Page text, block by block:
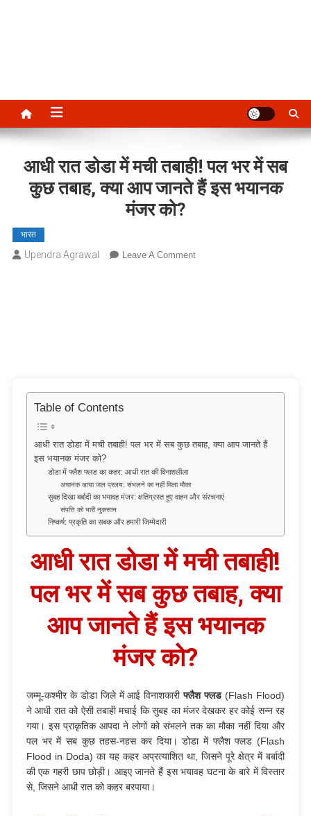
आधी रात डोडा में मची तबाही! पल भर में सब
कुछ तबाह, क्या आप जानते हैं इस भयानक
मंजर को?
भारत
Upendra Agrawal Leave A CommentOn
सब
आप
Table of Contents
आधी रात डोडा में मची तबाही! पल भर में सब कुछ तबाह, क्या आप जानते हैं
इस भयानक मंजर को?
डोडा में फ्लैश फ्लड का कहर: आधी रात की विनाशलीला
अचानक आया जल प्रलय: संभलने का नहीं मिला मौका
सुबह दिखा बर्बादी का भयावह मंजर: क्षतिग्रस्त हुए वाहन और संरचनाएं
संपत्ति को भारी नुकसान
निष्कर्ष: प्रकृति का सबक और हमारी जिम्मेदारी
आधी रात डोडा में मची तबाही!
पल भर में सब कुछ तबाह, क्या
आप जानते हैं इस भयानक
मंजर को?
जम्मू-कश्मीर के डोडा जिले में आई विनाशकारीफ्लैश फ्लड(Flash Flood)
ने आधी रात को ऐसी तबाही मचाई कि सुबह का मंजर देखकर हर कोई सन्न रह
गया। इस प्राकृतिक आपदा ने लोगों को संभलने तक का मौका नहीं दिया और
पल भर में सब कुछ तहस-नहस कर दिया। डोडा में फ्लैश फ्लड (Flash
Flood in Doda) का यह कहर अप्रत्याशित था, जिसने पूरे क्षेत्र में बर्बादी
की एक गहरी छाप छोड़ी। आइए जानते हैं इस भयावह घटना के बारे में विस्तार
से, जिसने आधी रात को कहर बरपाया।